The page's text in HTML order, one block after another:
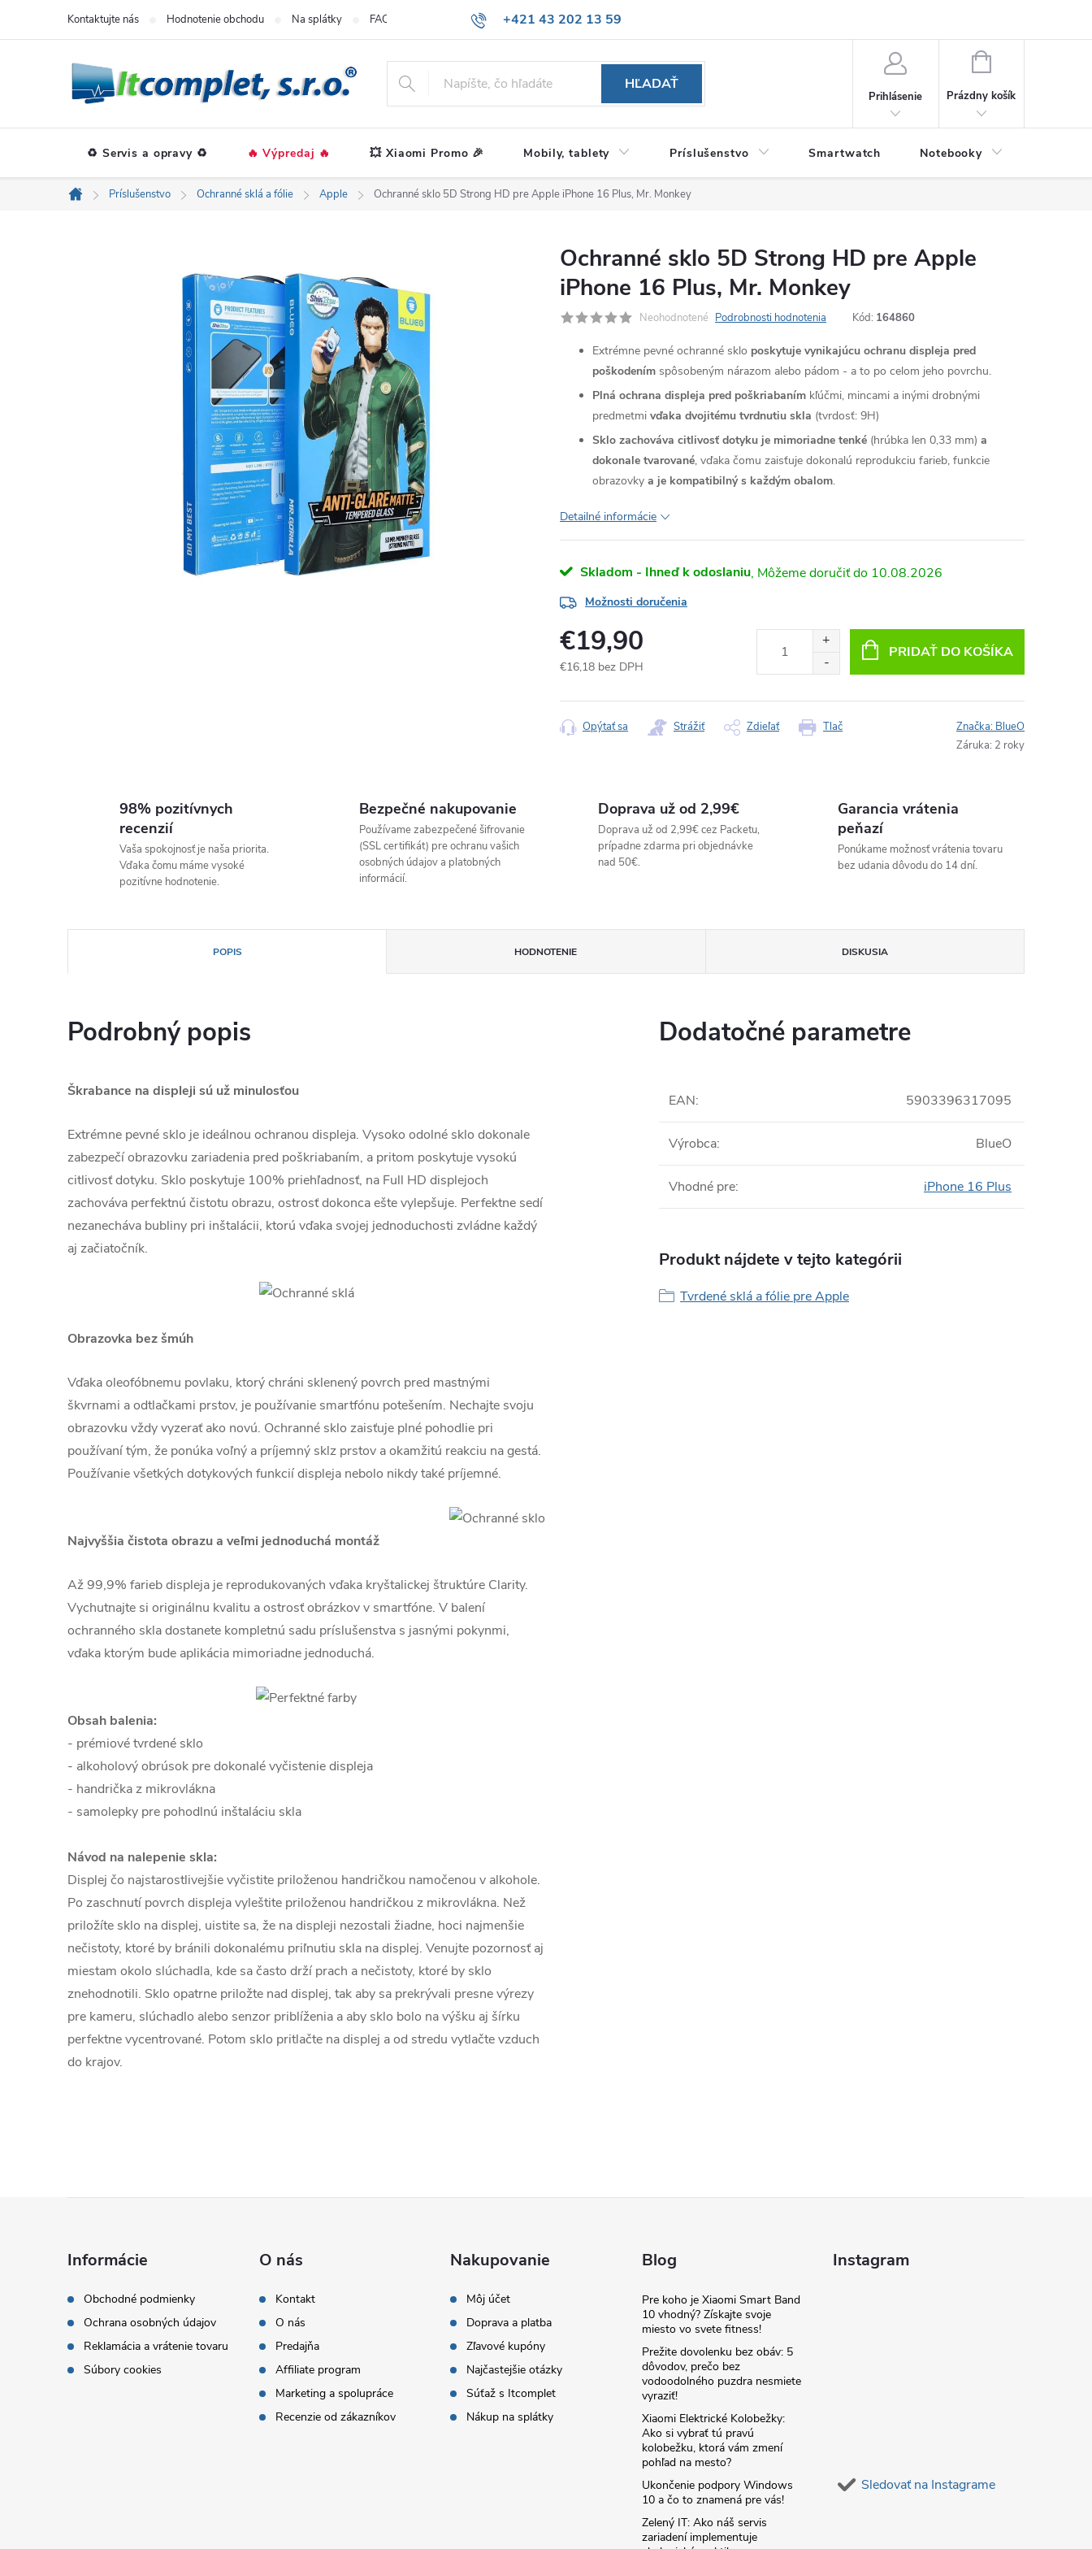
+421 43 202 13 59
Kontaktujte nás Hodnotenie obchodu Na splátky FAQ
HĽADAŤ
Prihlásenie
NÁKUPNÝ
Prázdny košík
♻️ Servis a opravy ♻️ 🔥 Výpredaj 🔥 💥 Xiaomi Promo 🎉 Mobily, tablety Príslušenstvo Smartwatch Notebooky
Domov
Príslušenstvo Ochranné sklá a fólie Apple Ochranné sklo 5D Strong HD pre Apple iPhone 16 Plus, Mr. Monkey
Ochranné sklo 5D Strong HD pre Apple
iPhone 16 Plus, Mr. Monkey
Neohodnotené Podrobnosti hodnotenia Kód: 164860
Extrémne pevné ochranné sklo poskytuje vynikajúcu ochranu displeja pred
poškodením spôsobeným nárazom alebo pádom - a to po celom jeho povrchu.
Plná ochrana displeja pred poškriabaním kľúčmi, mincami a inými drobnými
predmetmi vďaka dvojitému tvrdnutiu skla (tvrdosť: 9H)
Sklo zachováva citlivosť dotyku je mimoriadne tenké (hrúbka len 0,33 mm) a
dokonale tvarované, vďaka čomu zaisťuje dokonalú reprodukciu farieb, funkcie
obrazovky a je kompatibilný s každým obalom.
Detailné informácie
Skladom - Ihneď k odoslaniu 10.08.2026
Možnosti doručenia
€19,90
€16,18 bez DPH
cena:
PRIDAŤ DO KOŠÍKA
Tlač
Opýtať sa Strážiť Zdieľať Značka: BlueO
Záruka: 2 roky
98% pozitívnych
recenzií
Vaša spokojnosť je naša priorita.
Vďaka čomu máme vysoké
pozitívne hodnotenie.
Bezpečné nakupovanie
Používame zabezpečené šifrovanie
(SSL certifikát) pre ochranu vašich
osobných údajov a platobných
informácií.
Doprava už od 2,99€
Doprava už od 2,99€ cez Packetu,
prípadne zdarma pri objednávke
nad 50€.
Garancia vrátenia
peňazí
Ponúkame možnosť vrátenia tovaru
bez udania dôvodu do 14 dní.
POPIS HODNOTENIE DISKUSIA
Podrobný popis
Škrabance na displeji sú už minulosťou
Extrémne pevné sklo je ideálnou ochranou displeja. Vysoko odolné sklo dokonale
zabezpečí obrazovku zariadenia pred poškriabaním, a pritom poskytuje vysokú
citlivosť dotyku. Sklo poskytuje 100% priehľadnosť, na Full HD displejoch
zachováva perfektnú čistotu obrazu, ostrosť dokonca ešte vylepšuje. Perfektne sedí
nezanecháva bubliny pri inštalácii, ktorú vďaka svojej jednoduchosti zvládne každý
aj začiatočník.
Obrazovka bez šmúh
Vďaka oleofóbnemu povlaku, ktorý chráni sklenený povrch pred mastnými
škvrnami a odtlačkami prstov, je používanie smartfónu potešením. Nechajte svoju
obrazovku vždy vyzerať ako novú. Ochranné sklo zaisťuje plné pohodlie pri
používaní tým, že ponúka voľný a príjemný sklz prstov a okamžitú reakciu na gestá.
Používanie všetkých dotykových funkcií displeja nebolo nikdy také príjemné.
Najvyššia čistota obrazu a veľmi jednoduchá montáž
Až 99,9% farieb displeja je reprodukovaných vďaka kryštalickej štruktúre Clarity.
Vychutnajte si originálnu kvalitu a ostrosť obrázkov v smartfóne. V balení
ochranného skla dostanete kompletnú sadu príslušenstva s jasnými pokynmi,
vďaka ktorým bude aplikácia mimoriadne jednoduchá.
Obsah balenia:
- prémiové tvrdené sklo
- alkoholový obrúsok pre dokonalé vyčistenie displeja
- handrička z mikrovlákna
- samolepky pre pohodlnú inštaláciu skla
Návod na nalepenie skla:
Displej čo najstarostlivejšie vyčistite priloženou handričkou namočenou v alkohole.
Po zaschnutí povrch displeja vyleštite priloženou handričkou z mikrovlákna. Než
priložíte sklo na displej, uistite sa, že na displeji nezostali žiadne, hoci najmenšie
nečistoty, ktoré by bránili dokonalému priľnutiu skla na displej. Venujte pozornosť aj
miestam okolo slúchadla, kde sa často drží prach a nečistoty, ktoré by sklo
znehodnotili. Sklo opatrne priložte nad displej, tak aby sa prekrývali presne výrezy
pre kameru, slúchadlo alebo senzor priblíženia a aby sklo bolo na výšku aj šírku
perfektne vycentrované. Potom sklo pritlačte na displej a od stredu vytlačte vzduch
do krajov.
Dodatočné parametre
EAN: 5903396317095
Výrobca: BlueO
Vhodné pre: iPhone 16 Plus
Produkt nájdete v tejto kategórii
Tvrdené sklá a fólie pre Apple
Informácie
Obchodné podmienky
Ochrana osobných údajov
Reklamácia a vrátenie tovaru
Súbory cookies
O nás
Kontakt
O nás
Predajňa
Affiliate program
Marketing a spolupráce
Recenzie od zákazníkov
Nakupovanie
Môj účet
Doprava a platba
Zľavové kupóny
Najčastejšie otázky
Súťaž s Itcomplet
Nákup na splátky
Blog
Pre koho je Xiaomi Smart Band
10 vhodný? Získajte svoje
miesto vo svete fitness!
Prežite dovolenku bez obáv: 5
dôvodov, prečo bez
vodoodolného puzdra nesmiete
vyraziť!
Xiaomi Elektrické Kolobežky:
Ako si vybrať tú pravú
kolobežku, ktorá vám zmení
pohľad na mesto?
Ukončenie podpory Windows
10 a čo to znamená pre vás!
Zelený IT: Ako náš servis
zariadení implementuje
Instagram
Sledovať na Instagrame